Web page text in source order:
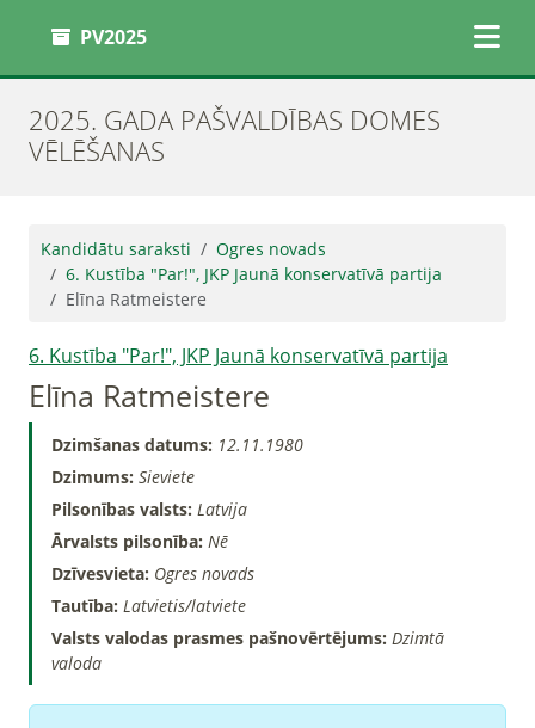
PV2025
2025. GADA PAŠVALDĪBAS DOMES
VĒLĒŠANAS
Kandidātu saraksti
Ogres novads
6. Kustība "Par!", JKP Jaunā konservatīvā partija
Elīna Ratmeistere
6. Kustība "Par!", JKP Jaunā konservatīvā partija
Elīna Ratmeistere
Dzimšanas datums: 12.11.1980
Dzimums: Sieviete
Pilsonības valsts: Latvija
Ārvalsts pilsonība: Nē
Dzīvesvieta: Ogres novads
Tautība: Latvietis/latviete
Valsts valodas prasmes pašnovērtējums: Dzimtā
valoda